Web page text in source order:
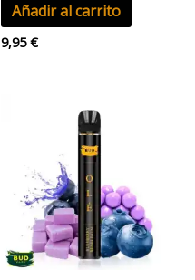
Añadir al carrito
9,95€